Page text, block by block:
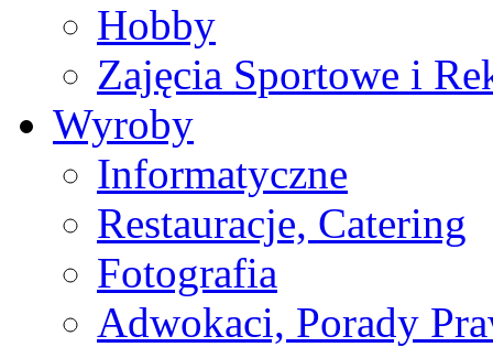
Hobby
Zajęcia Sportowe i
Wyroby
Informatyczne
Restauracje, Catering
Fotografia
Adwokaci, Porady